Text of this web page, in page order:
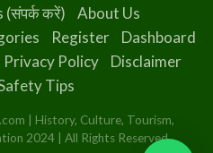
करें)
About Us
Register
Dashboard
Privacy Policy
Disclaimer
Tips
| History, Culture, Tourism,
2024 | All Rights Reserved